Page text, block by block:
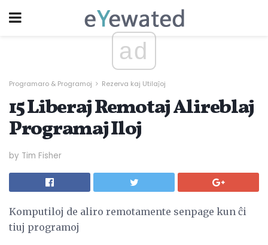
ad
Programaro & Programoj Rezerva kaj Utilaĵoj
15 Liberaj Remotaj Alireblaj
Programaj Iloj
by Tim Fisher
Komputiloj de aliro remotamente senpage kun ĉi
tiuj programoj